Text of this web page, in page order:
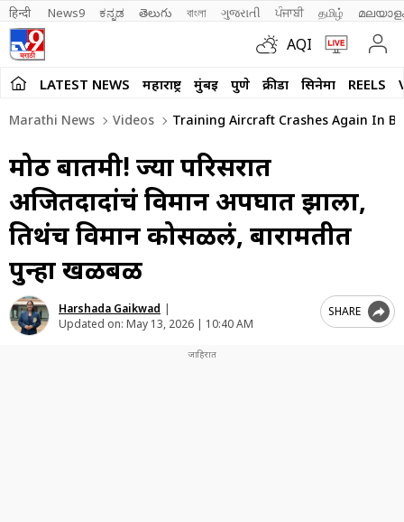
हिन्दी News9 ಕನ್ನಡ తెలుగు বাংলা ગુજરાતી ਪੰਜਾਬੀ தமிழ்
AQI
LATEST NEWS महाराष्ट्र मुंबई पुणे क्रीडा सिनेमा REELS
Marathi News Videos Training Aircraft Crashes Again In
मोठी बातमी! ज्या परिसरात
अजितदादांचं विमान अपघात झाला,
तिथंच विमान कोसळलं, बारामतीत
पुन्हा खळबळ
Harshada Gaikwad |
Updated on: May 13, 2026 | 10:40 AM
SHARE